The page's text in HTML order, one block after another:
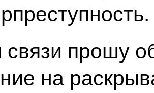
связи прошу
на